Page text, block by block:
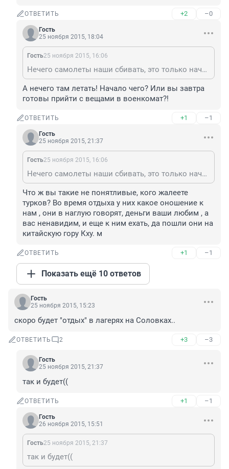
ОТВЕТИТЬ +2 –0
Гость
25 ноября 2015, 18:04
Гость25 ноября 2015, 16:06
Нечего самолеты наши сбивать, это только начало....
А нечего там летать! Начало чего? Или вы завтра
готовы прийти с вещами в военкомат?!
ОТВЕТИТЬ +1 –1
Гость
25 ноября 2015, 21:37
Гость25 ноября 2015, 16:06
Нечего самолеты наши сбивать, это только начало....
Что ж вы такие не понятливые, кого жалеете
турков? Во время отдыха у них какое оношение к
нам , они в наглую говорят, деньги ваши любим , а
вас ненавидим, и еще к ним ехать, да пошли они на
китайскую гору Кху. м
ОТВЕТИТЬ +1 –1
Показать ещё 10 ответов
Гость
25 ноября 2015, 15:23
скоро будет "отдых" в лагерях на Соловках..
ОТВЕТИТЬ 2 +3 –3
Гость
25 ноября 2015, 21:37
так и будет((
ОТВЕТИТЬ +1 –1
Гость
26 ноября 2015, 15:51
Гость25 ноября 2015, 21:37
так и будет((